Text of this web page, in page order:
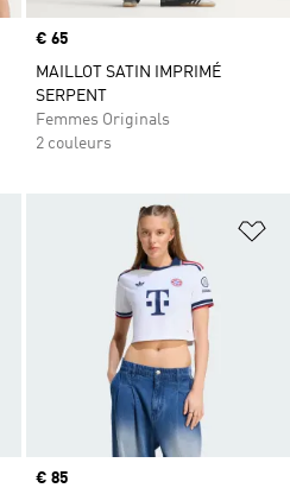
Prix
€ 65
MAILLOT SATIN IMPRIMÉ
SERPENT
Femmes Originals
2 couleurs
Ajouter à la Liste de produits
Prix
€ 85